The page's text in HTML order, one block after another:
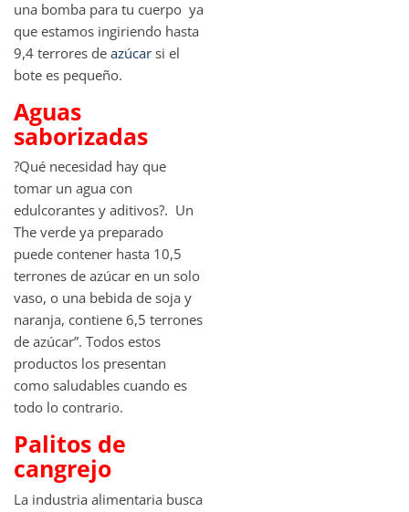
una bomba para tu cuerpo ya
que estamos ingiriendo hasta
9,4 terrores de azúcar si el
bote es pequeño.
Aguas
saborizadas
?Qué necesidad hay que
tomar un agua con
edulcorantes y aditivos?. Un
The verde ya preparado
puede contener hasta 10,5
terrones de azúcar en un solo
vaso, o una bebida de soja y
naranja, contiene 6,5 terrones
de azúcar”. Todos estos
productos los presentan
como saludables cuando es
todo lo contrario.
Palitos de
cangrejo
La industria alimentaria busca